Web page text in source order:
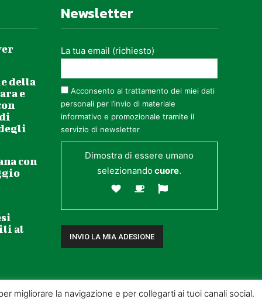
della
e
con
al
Newsletter
La tua email (richiesto)
Acconsento al trattamento dei miei dati
personali per l’invio di materiale
informativo e promozionale tramite il
servizio di newsletter
Dimostra di essere umano
selezionandocuore.
migliorare la navigazione e per collegarti ai tuoi canali social.